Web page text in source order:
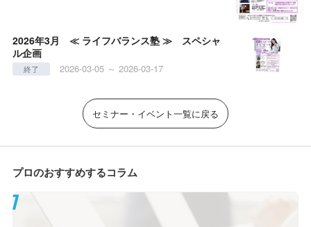
2026年3月 ≪ ライフバランス塾 ≫ スペシャ
ル企画
終了 2026-03-05 ～ 2026-03-17
セミナー・イベント一覧に戻る
プロのおすすめするコラム